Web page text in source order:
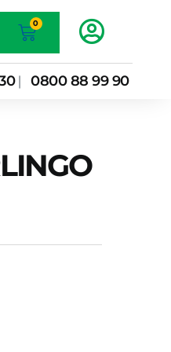
0
Warenkorb
| 0800 88 99 90